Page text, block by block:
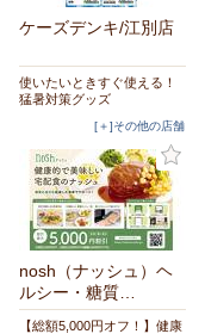
ケーズデンキ/江別店
使いたいときすぐ使える！
猛暑対策グッズ
[＋]その他の店舗
nosh（ナッシュ）ヘ
ルシー・糖質…
【総額5,000円オフ！】健康